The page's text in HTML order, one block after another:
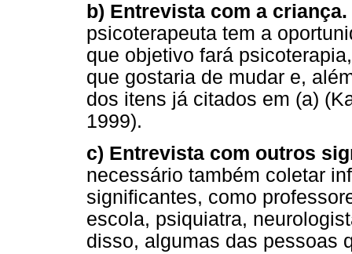
b) Entrevista com a criança.
psicoterapeuta tem a
que objetivo fará
que gostaria de mudar e,
dos itens já citados em (a)
1999).
c) Entrevista com outros
necessário também coletar
significantes, como
escola, psiquiatra,
disso, algumas das pessoas